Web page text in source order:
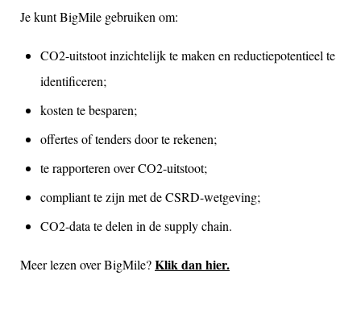
Je kunt BigMile gebruiken om:
CO2-uitstoot inzichtelijk te maken en reductiepotentieel te
identificeren;
kosten te besparen;
offertes of tenders door te rekenen;
te rapporteren over CO2-uitstoot;
compliant te zijn met de CSRD-wetgeving;
CO2-data te delen in de supply chain.
Meer lezen over BigMile?Klik dan hier.